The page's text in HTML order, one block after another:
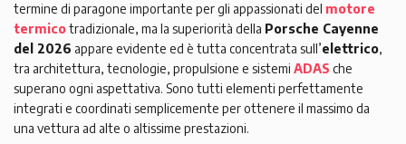
termine di paragone importante per gli appassionati del motore
termicotradizionale, ma la superiorità della Porsche Cayenne
del 2026 appare evidente ed è tutta concentrata sull’elettrico,
tra architettura, tecnologie, propulsione e sistemi ADAS che
superano ogni aspettativa. Sono tutti elementi perfettamente
integrati e coordinati semplicemente per ottenere il massimo da
una vettura ad alte o altissime prestazioni.